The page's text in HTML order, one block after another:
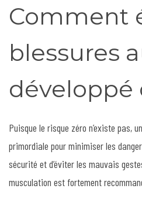
Comment
blessures
développé
Puisque le risque zéro n’existe pas,
primordiale pour minimiser les
sécurité et d’éviter les mauvais
musculation est fortement